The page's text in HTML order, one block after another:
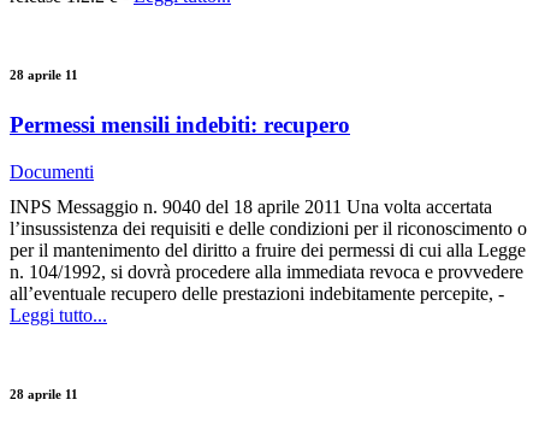
28 aprile 11
Permessi mensili indebiti: recupero
Documenti
INPS Messaggio n. 9040 del 18 aprile 2011 Una volta accertata
l’insussistenza dei requisiti e delle condizioni per il riconoscimento o
per il mantenimento del diritto a fruire dei permessi di cui alla Legge
n. 104/1992, si dovrà procedere alla immediata revoca e provvedere
all’eventuale recupero delle prestazioni indebitamente percepite, -
Leggi tutto...
28 aprile 11